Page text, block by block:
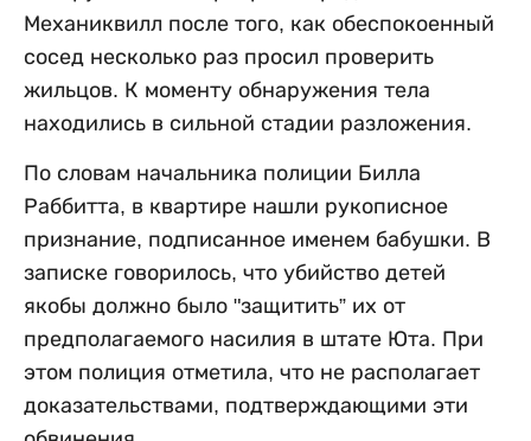
Механиквилл после того, как обеспокоенный
сосед несколько раз просил проверить
жильцов. К моменту обнаружения тела
находились в сильной стадии разложения.
По словам начальника полиции Билла
Раббитта, в квартире нашли рукописное
признание, подписанное именем бабушки. В
записке говорилось, что убийство детей
якобы должно было "защитить” их от
предполагаемого насилия в штате Юта. При
этом полиция отметила, что не располагает
доказательствами, подтверждающими эти